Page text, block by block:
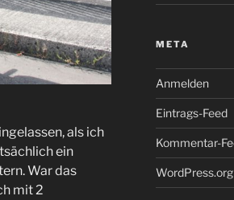
als ich
ein
War das
mit 2
META
Anmelden
Eintrags-Feed
Kommentar-
WordPress.org